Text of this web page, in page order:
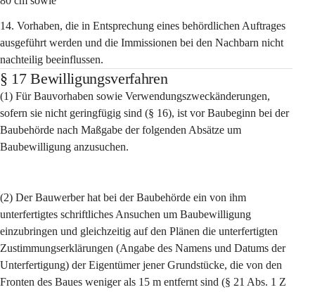
14. Vorhaben, die in Entsprechung eines behördlichen Auftrages
ausgeführt werden und die Immissionen bei den Nachbarn nicht
nachteilig beeinflussen.
§ 17 Bewilligungsverfahren
(1) Für Bauvorhaben sowie Verwendungszweckänderungen,
sofern sie nicht geringfügig sind (§ 16), ist vor Baubeginn bei der
Baubehörde nach Maßgabe der folgenden Absätze um
Baubewilligung anzusuchen.
(2) Der Bauwerber hat bei der Baubehörde ein von ihm
unterfertigtes schriftliches Ansuchen um Baubewilligung
einzubringen und gleichzeitig auf den Plänen die unterfertigten
Zustimmungserklärungen (Angabe des Namens und Datums der
Unterfertigung) der Eigentümer jener Grundstücke, die von den
Fronten des Baues weniger als 15 m entfernt sind (§ 21 Abs. 1 Z